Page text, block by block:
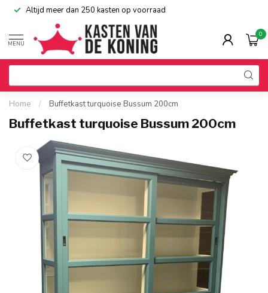
Altijd meer dan 250 kasten op voorraad
MENU
0
Home / Buffetkast turquoise Bussum 200cm
Buffetkast turquoise Bussum 200cm